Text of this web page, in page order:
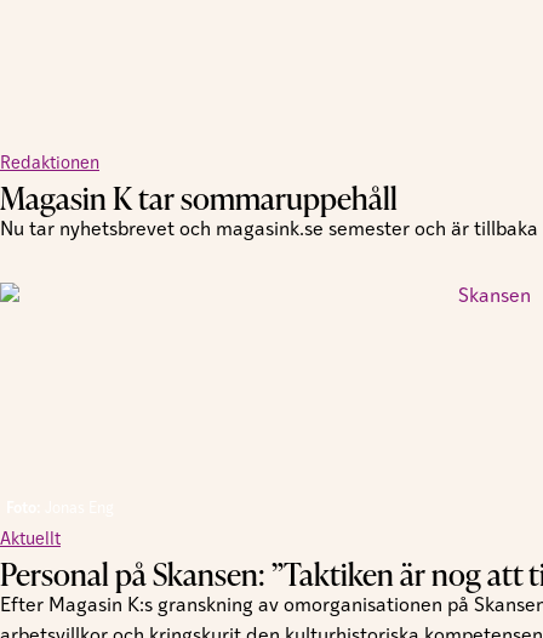
Redaktionen
Magasin K tar sommaruppehåll
Nu tar nyhetsbrevet och magasink.se semester och är
Aktuellt
Personal på Skansen: ”Taktiken är nog att
Efter Magasin K:s granskning av omorganisationen på